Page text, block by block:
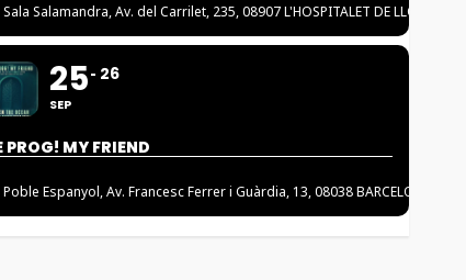
Sala Salamandra, Av. del Carrilet, 235, 08907 L'HOSPITALET DE LLOBREGAT
25
SEP
26
PROG! MY FRIEND
Poble Espanyol, Av. Francesc Ferrer i Guàrdia, 13, 08038 BARCELONA